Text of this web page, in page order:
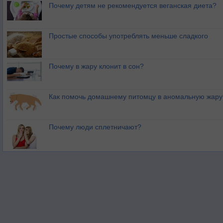
Почему детям не рекомендуется веганская диета?
Простые способы употреблять меньше сладкого
Почему в жару клонит в сон?
Как помочь домашнему питомцу в аномальную
Почему люди сплетничают?